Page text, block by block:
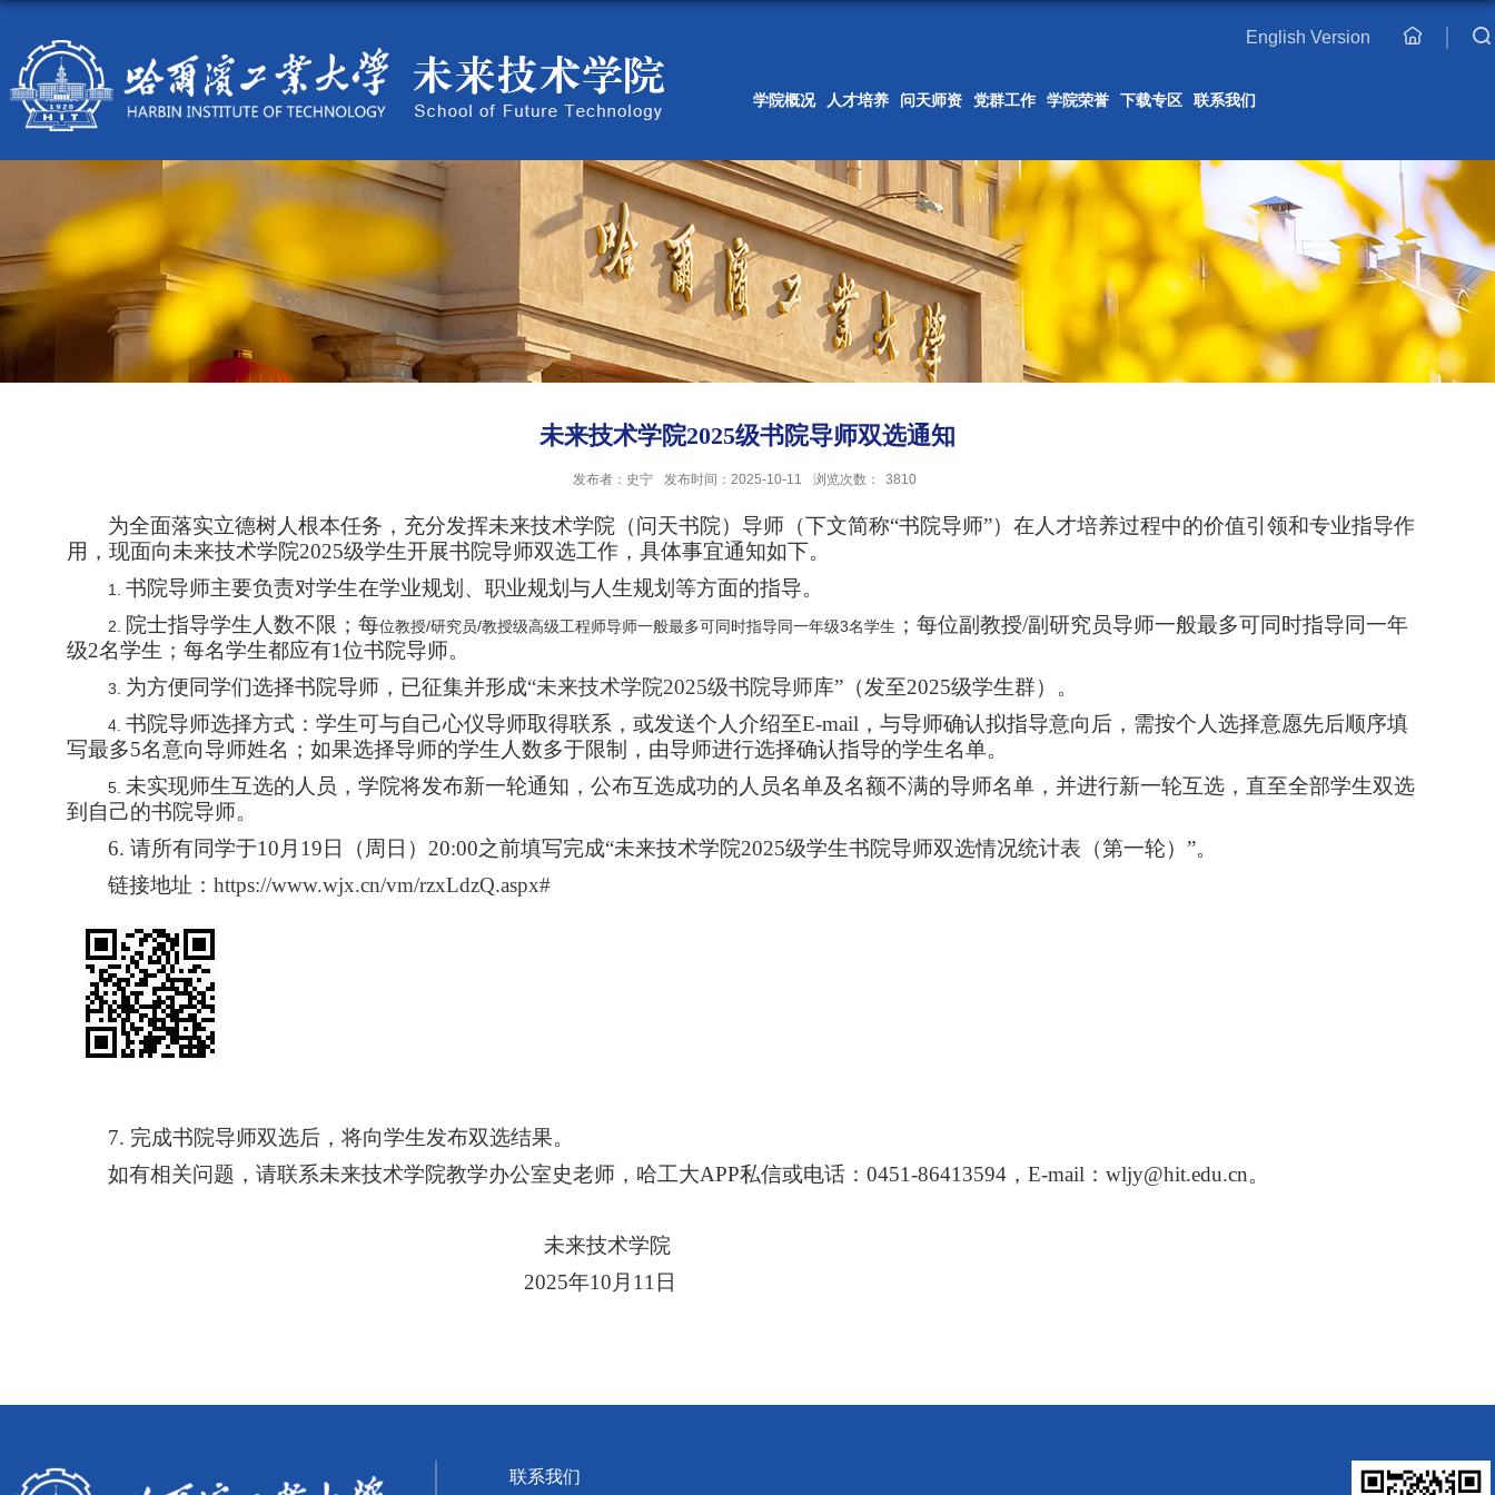
English Version
主
学院概况 人才培养 问天师资 党群工作 学院荣誉 下载专区 联系我们
未来技术学院2025级书院导师双选通知
发布者：史宁 发布时间：2025-10-11 浏览次数： 3810
为全面落实立德树人根本任务，充分发挥未来技术学院（问天书院）导师（下文简称“书院导师”）在人才培养过程中的价值引领和专业指导作
用，现面向未来技术学院2025级学生开展书院导师双选工作，具体事宜通知如下。
1. 书院导师主要负责对学生在学业规划、职业规划与人生规划等方面的指导。
2. 院士指导学生人数不限；每位教授/研究员/教授级高级工程师导师一般最多可同时指导同一年级3名学生 ；每位副教授/副研究员导师一般最多可同时指导同一年
级2名学生；每名学生都应有1位书院导师。
3. 为方便同学们选择书院导师，已征集并形成“未来技术学院2025级书院导师库”（发至2025级学生群）。
4. 书院导师选择方式：学生可与自己心仪导师取得联系，或发送个人介绍至E-mail ，与导师确认拟指导意向后，需按个人选择意愿先后顺序填
写最多5名意向导师姓名；如果选择导师的学生人数多于限制，由导师进行选择确认指导的学生名单。
5. 未实现师生互选的人员，学院将发布新一轮通知，公布互选成功的人员名单及名额不满的导师名单，并进行新一轮互选，直至全部学生双选
到自己的书院导师。
6. 请所有同学于10 月 19 日（周日） 20:00之前填写完成“未来技术学院2025级学生书院导师双选情况统计表（第一轮）”。
链接地址： https://www.wjx.cn/vm/rzxLdzQ.aspx#
7. 完成书院导师双选后，将向学生发布双选结果。
如有相关问题，请联系未来技术学院教学办公室史老师，哈工大APP私信或电话： 0451-86413594 ， E-mail ： wljy@hit.edu.cn。
未来技术学院
2025年10 月 11 日
联系我们